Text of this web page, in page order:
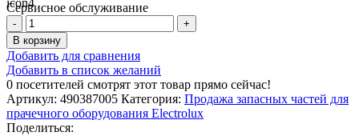
Сервисное обслуживание
Количество
товара
БАРАБАН
В корзину
Добавить для сравнения
Добавить в список желаний
0 посетителей смотрят этот товар прямо сейчас!
Артикул: 490387005 Категория: Продажа запасных частей для
прачечного оборудования Electrolux
Поделиться: